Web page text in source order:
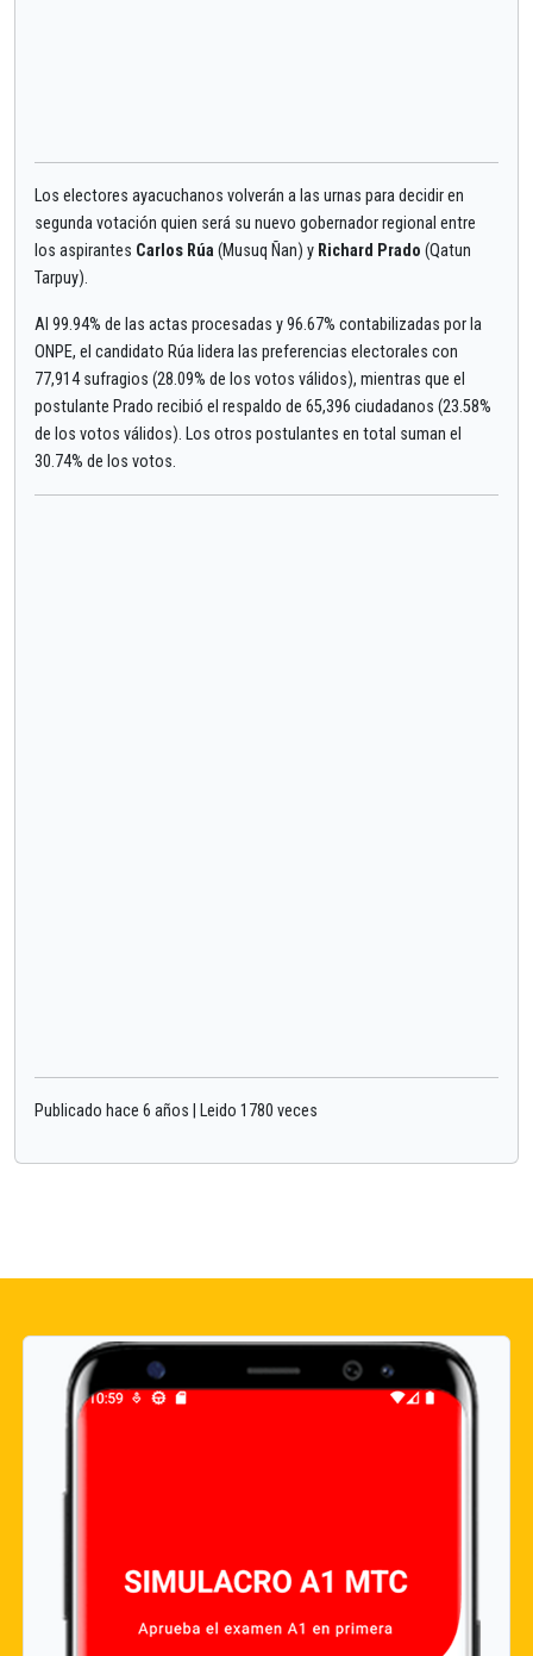
Los electores ayacuchanos volverán a las urnas para decidir en
segunda votación quien será su nuevo gobernador regional entre
los aspirantes Carlos Rúa (Musuq Ñan) y Richard Prado (Qatun
Tarpuy).
Al 99.94% de las actas procesadas y 96.67% contabilizadas por la
ONPE, el candidato Rúa lidera las preferencias electorales con
77,914 sufragios (28.09% de los votos válidos), mientras que el
postulante Prado recibió el respaldo de 65,396 ciudadanos (23.58%
de los votos válidos). Los otros postulantes en total suman el
30.74% de los votos.
Publicado hace 6 años | Leido 1780 veces